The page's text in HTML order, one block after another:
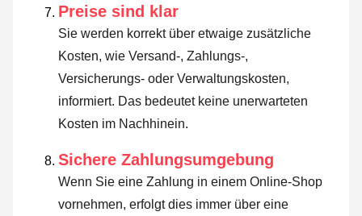
Preise sind klar
Sie werden korrekt über etwaige zusätzliche
Kosten, wie Versand-, Zahlungs-,
Versicherungs- oder Verwaltungskosten,
informiert. Das bedeutet keine unerwarteten
Kosten im Nachhinein.
Sichere Zahlungsumgebung
Wenn Sie eine Zahlung in einem Online-Shop
vornehmen, erfolgt dies immer über eine